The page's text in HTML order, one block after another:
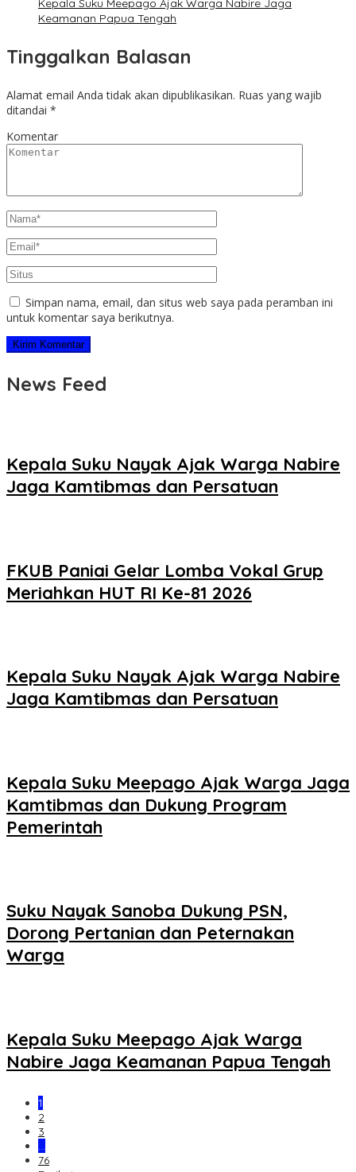
Kepala Suku Meepago Ajak Warga Nabire Jaga
Keamanan Papua Tengah
Tinggalkan Balasan
Alamat email Anda tidak akan dipublikasikan. Ruas yang wajib
ditandai *
Komentar
Simpan nama, email, dan situs web saya pada peramban ini
untuk komentar saya berikutnya.
News Feed
Kepala Suku Nayak Ajak Warga Nabire
Jaga Kamtibmas dan Persatuan
FKUB Paniai Gelar Lomba Vokal Grup
Meriahkan HUT RI Ke-81 2026
Kepala Suku Nayak Ajak Warga Nabire
Jaga Kamtibmas dan Persatuan
Kepala Suku Meepago Ajak Warga Jaga
Kamtibmas dan Dukung Program
Pemerintah
Suku Nayak Sanoba Dukung PSN,
Dorong Pertanian dan Peternakan
Warga
Kepala Suku Meepago Ajak Warga
Nabire Jaga Keamanan Papua Tengah
1
2
3
…
76